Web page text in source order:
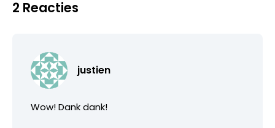
2 Reacties
justien
Wow! Dank dank!